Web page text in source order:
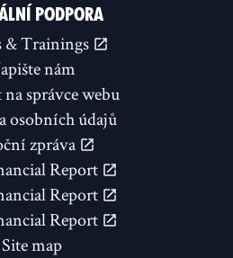
PODPORA
& Trainings
nám
správce webu
osobních údajů
zpráva
Report
Report
Report
Site map